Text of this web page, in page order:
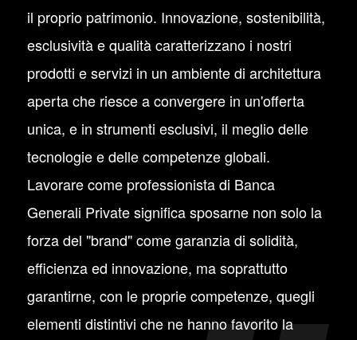
il proprio patrimonio. Innovazione, sostenibilità,
esclusività e qualità caratterizzano i nostri
prodotti e servizi in un ambiente di architettura
aperta che riesce a convergere in un'offerta
unica, e in strumenti esclusivi, il meglio delle
tecnologie e delle competenze globali.
Lavorare come professionista di Banca
Generali Private significa sposarne non solo la
forza del "brand" come garanzia di solidità,
efficienza ed innovazione, ma soprattutto
garantirne, con le proprie competenze, quegli
elementi distintivi che ne hanno favorito la